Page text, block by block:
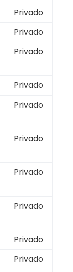
Privado
Privado
Privado
Privado
Privado
Privado
Privado
Privado
Privado
Privado